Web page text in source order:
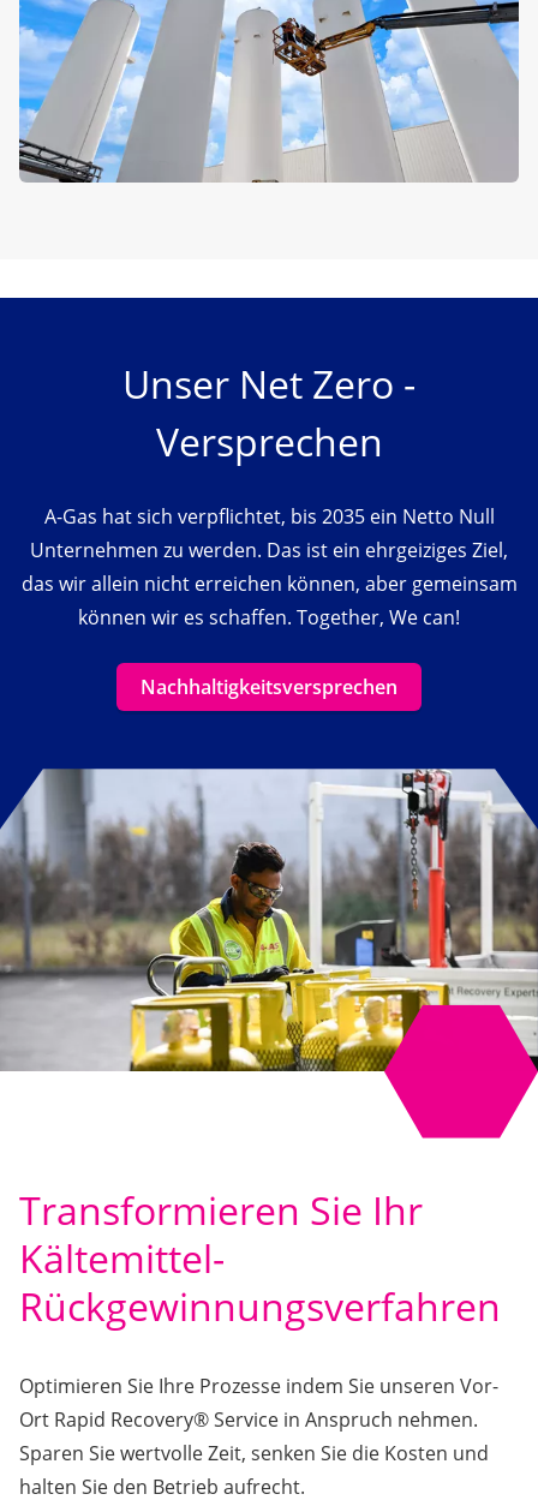
Unser Net Zero -
Versprechen
A-Gas hat sich verpflichtet, bis 2035 ein Netto Null
Unternehmen zu werden. Das ist ein ehrgeiziges Ziel,
das wir allein nicht erreichen können, aber gemeinsam
können wir es schaffen. Together, We can!
Nachhaltigkeitsversprechen
Transformieren Sie Ihr
Kältemittel-
Rückgewinnungsverfahren
Optimieren Sie Ihre Prozesse indem Sie unseren Vor-
Ort Rapid Recovery® Service in Anspruch nehmen.
Sparen Sie wertvolle Zeit, senken Sie die Kosten und
halten Sie den Betrieb aufrecht.